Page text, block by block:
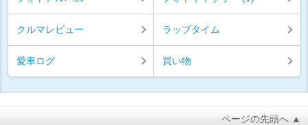
クルマレビュー ラップタイム
愛車ログ 買い物
ページの先頭へ ▲